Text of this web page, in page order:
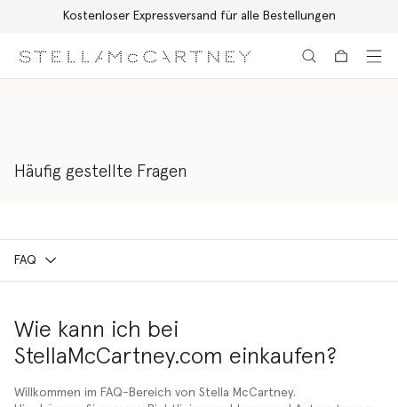
Kostenloser Expressversand für alle Bestellungen
Häufig gestellte Fragen
FAQ
Wie kann ich bei
StellaMcCartney.com einkaufen?
Willkommen im FAQ-Bereich von Stella McCartney.